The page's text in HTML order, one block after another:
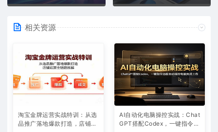
相关资源
淘宝金牌运营实战特训：从选
品推广落地爆款打造，店铺运
AI自动化电脑操控实战：Chat
GPT搭配Codex，一键指令远